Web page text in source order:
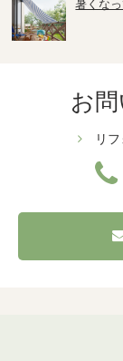
暑くなっ
お
リ